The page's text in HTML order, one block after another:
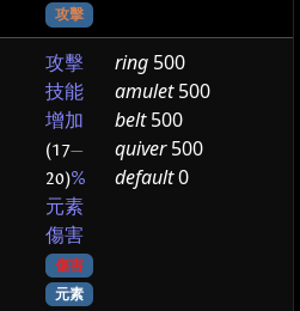
攻擊
攻擊
技能
增加
(17—
20)%
元素
傷害
傷害
元素
ring 500
amulet500
belt500
quiver500
default0